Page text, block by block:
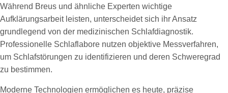
Während Breus und ähnliche Experten wichtige
Aufklärungsarbeit leisten, unterscheidet sich ihr Ansatz
grundlegend von der medizinischen Schlafdiagnostik.
Professionelle Schlaflabore nutzen objektive Messverfahren,
um Schlafstörungen zu identifizieren und deren Schweregrad
zu bestimmen.
Moderne Technologien ermöglichen es heute, präzise